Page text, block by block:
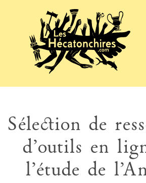
Sélection de
d’outils en
l’étude de